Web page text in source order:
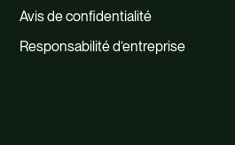
Avis de confidentialité
Responsabilité d’entreprise